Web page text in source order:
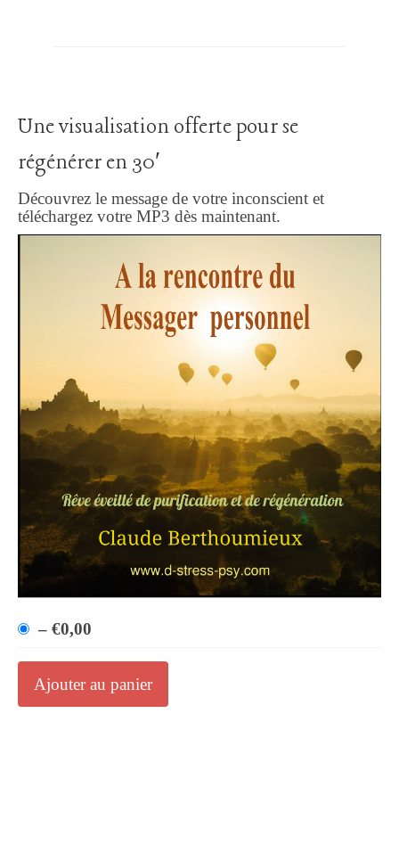
Une visualisation offerte pour se
régénérer en 30′
Découvrez le message de votre inconscient et
téléchargez votre MP3 dès maintenant.
– €0,00
Ajouter au panier